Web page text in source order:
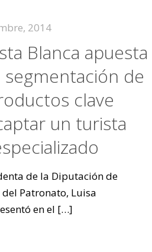
2014
Blanca apuesta
segmentación de
clave
un turista
de la Diputación de
Patronato, Luisa
en el […]